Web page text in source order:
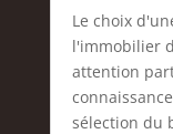
Le choix
l'immobilier
attention
sélection du